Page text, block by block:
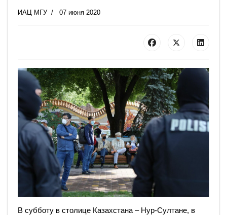
ИАЦ МГУ 07 июня 2020
В субботу в столице Казахстана – Нур-Султане, в